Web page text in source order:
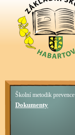
Školní metodik prevence
Dokumenty